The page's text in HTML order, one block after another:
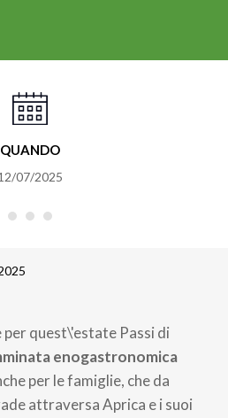
QUANDO
07/2025
quest\'estate Passi di
enogastronomica
per le famiglie, che da
attraversa Aprica e i suoi